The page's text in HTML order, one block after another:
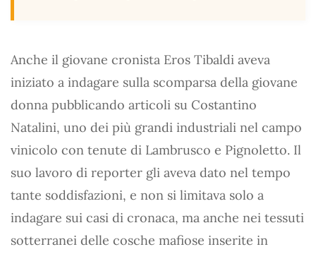
Anche il giovane cronista Eros Tibaldi aveva
iniziato a indagare sulla scomparsa della giovane
donna pubblicando articoli su Costantino
Natalini, uno dei più grandi industriali nel campo
vinicolo con tenute di Lambrusco e Pignoletto. Il
suo lavoro di reporter gli aveva dato nel tempo
tante soddisfazioni, e non si limitava solo a
indagare sui casi di cronaca, ma anche nei tessuti
sotterranei delle cosche mafiose inserite in